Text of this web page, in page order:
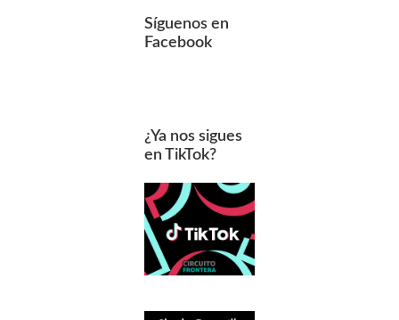
Síguenos en
Facebook
¿Ya nos sigues
en TikTok?